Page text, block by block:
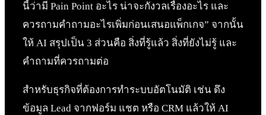
นี้ว่ามี Pain Point อะไร น่าจะกังวลเรื่องอะไร และ
ควรถามคำถามอะไรเพิ่มก่อนเสนอแพ็กเกจ” จากนั้น
ให้ AI สรุปเป็น 3 ส่วนคือ สิ่งที่รู้แล้ว สิ่งที่ยังไม่รู้ และ
คำถามที่ควรถามต่อ
สำหรับธุรกิจที่ต้องการทำระบบอัตโนมัติ เช่น ดึง
ข้อมูล Lead จากฟอร์ม แชต หรือ CRM แล้วให้ AI